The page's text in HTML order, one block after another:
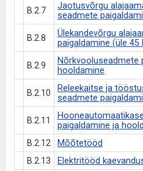
B.2.7
Jaotusvõrgu
seadmete
B.2.8
Ülekandevõrgu
paigaldamine (üle 45
B.2.9
Nõrkvooluseadmete
hooldamine
B.2.10
Releekaitse ja
seadmete
B.2.11
paigaldamine ja
B.2.12 Mõõtetööd
B.2.13
Elektritööd